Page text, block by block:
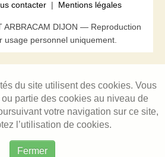
contacter | Mentions légales
ARBRACAM DIJON — Reproduction
usage personnel uniquement.
du site utilisent des cookies. Vous
partie des cookies au niveau de
votre navigation sur ce site,
l’utilisation de cookies.
Fermer